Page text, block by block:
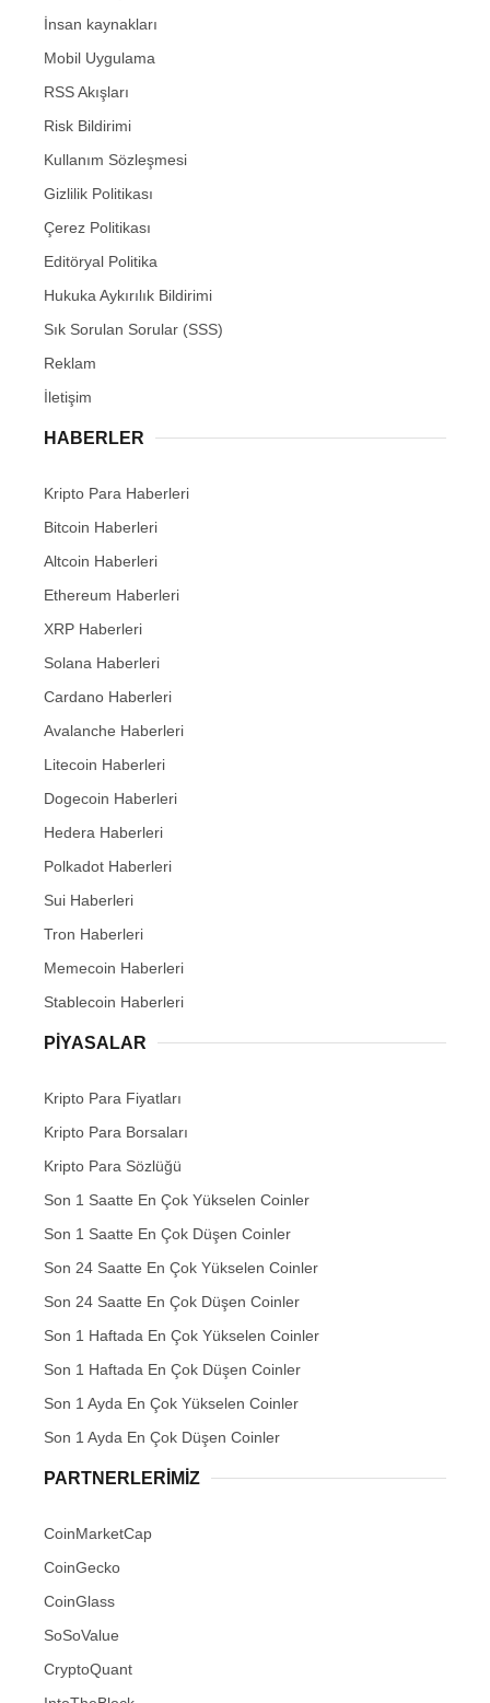
İnsan kaynakları
Mobil Uygulama
RSS Akışları
Risk Bildirimi
Kullanım Sözleşmesi
Gizlilik Politikası
Çerez Politikası
Editöryal Politika
Hukuka Aykırılık Bildirimi
Sık Sorulan Sorular (SSS)
Reklam
İletişim
HABERLER
Kripto Para Haberleri
Bitcoin Haberleri
Altcoin Haberleri
Ethereum Haberleri
XRP Haberleri
Solana Haberleri
Cardano Haberleri
Avalanche Haberleri
Litecoin Haberleri
Dogecoin Haberleri
Hedera Haberleri
Polkadot Haberleri
Sui Haberleri
Tron Haberleri
Memecoin Haberleri
Stablecoin Haberleri
PIYASALAR
Kripto Para Fiyatları
Kripto Para Borsaları
Kripto Para Sözlüğü
Son 1 Saatte En Çok Yükselen Coinler
Son 1 Saatte En Çok Düşen Coinler
Son 24 Saatte En Çok Yükselen Coinler
Son 24 Saatte En Çok Düşen Coinler
Son 1 Haftada En Çok Yükselen Coinler
Son 1 Haftada En Çok Düşen Coinler
Son 1 Ayda En Çok Yükselen Coinler
Son 1 Ayda En Çok Düşen Coinler
PARTNERLERIMIZ
CoinMarketCap
CoinGecko
CoinGlass
SoSoValue
CryptoQuant